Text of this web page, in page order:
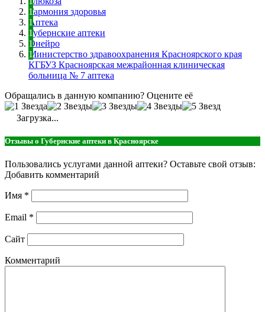
Гармония здоровья
Аптека
Губернские аптеки
Онейро
Министерство здравоохранения Красноярского края
КГБУЗ Красноярская межрайонная клиническая
больница № 7 аптека
Обращались в данную компанию? Оцените её
Загрузка...
Отзывы о Губернские аптеки в Красноярске
Пользовались услугами данной аптеки? Оставьте свой отзыв:
Добавить комментарий
Имя *
Email *
Сайт
Комментарий